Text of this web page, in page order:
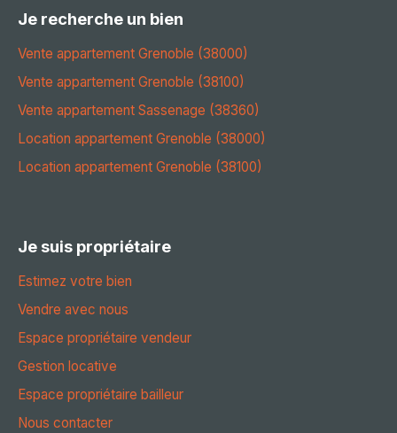
Je recherche un bien
Vente appartement Grenoble (38000)
Vente appartement Grenoble (38100)
Vente appartement Sassenage (38360)
Location appartement Grenoble (38000)
Location appartement Grenoble (38100)
Je suis propriétaire
Estimez votre bien
Vendre avec nous
Espace propriétaire vendeur
Gestion locative
Espace propriétaire bailleur
Nous contacter